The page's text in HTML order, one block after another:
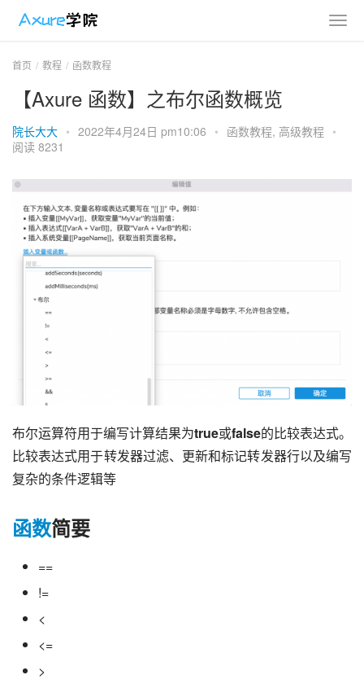
首页 教程 函数教程
【Axure 函数】之布尔函数概览
院长大大 • 2022年4月24日 pm10:06 • 函数教程, 高级教程 •
阅读 8231
布尔运算符用于编写计算结果为true或false的比较表达式。
比较表达式用于转发器过滤、更新和标记转发器行以及编写
复杂的条件逻辑等
函数简要
==
!=
<
<=
>